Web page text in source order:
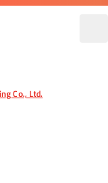
Co., Ltd.